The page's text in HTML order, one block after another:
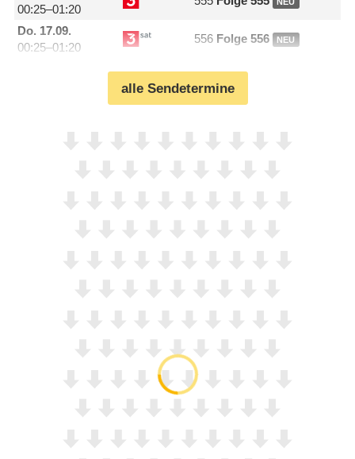
00:25–01:20
Do. 17.09.
00:25–01:20
556 Folge 556 NEU
alle Sendetermine